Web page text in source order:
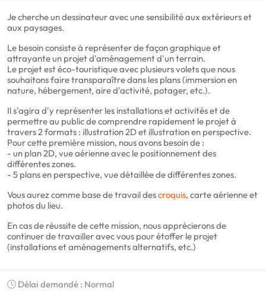
Je cherche un dessinateur avec une sensibilité aux extérieurs et
aux paysages.
Le besoin consiste à représenter de façon graphique et
attrayante un projet d'aménagement d'un terrain.
Le projet est éco-touristique avec plusieurs volets que nous
souhaitons faire transparaître dans les plans (immersion en
nature, hébergement, aire d'activité, potager, etc.).
Il s'agira d'y représenter les installations et activités et de
permettre au public de comprendre rapidement le projet à
travers 2 formats : illustration 2D et illustration en perspective.
Pour cette première mission, nous avons besoin de :
- un plan 2D, vue aérienne avec le positionnement des
différentes zones.
- 5 plans en perspective, vue détaillée de différentes zones.
Vous aurez comme base de travail descroquis, carte aérienne et
photos du lieu.
En cas de réussite de cette mission, nous apprécierons de
continuer de travailler avec vous pour étoffer le projet
(installations et aménagements alternatifs, etc.)
Délai demandé : Normal